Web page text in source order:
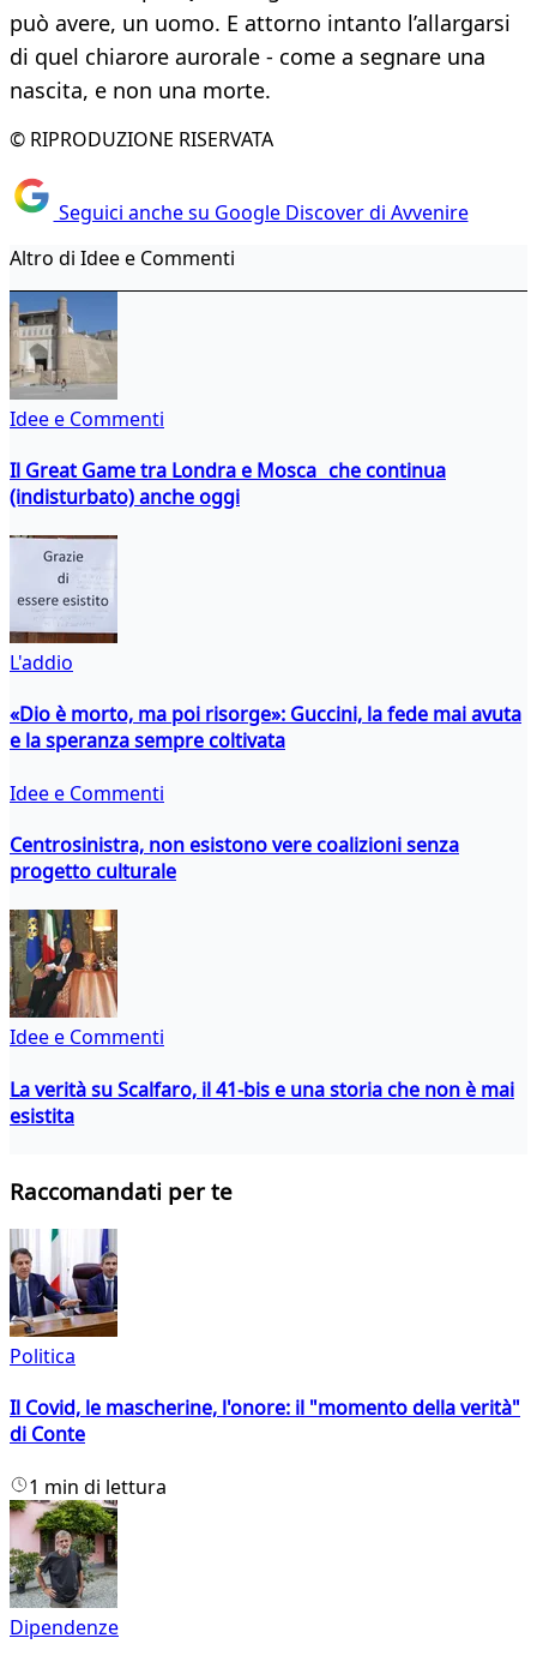
può avere, un uomo. E attorno intanto l’allargarsi
di quel chiarore aurorale - come a segnare una
nascita, e non una morte.
© RIPRODUZIONE RISERVATA
Seguici anche su Google Discover di Avvenire
Altro di Idee e Commenti
Idee e Commenti
Il Great Game tra Londra e Mosca che continua
(indisturbato) anche oggi
L'addio
«Dio è morto, ma poi risorge»: Guccini, la fede mai avuta
e la speranza sempre coltivata
Idee e Commenti
Centrosinistra, non esistono vere coalizioni senza
progetto culturale
Idee e Commenti
La verità su Scalfaro, il 41-bis e una storia che non è mai
esistita
Raccomandati per te
Politica
Il Covid, le mascherine, l'onore: il "momento della verità"
di Conte
1 min di lettura
Dipendenze